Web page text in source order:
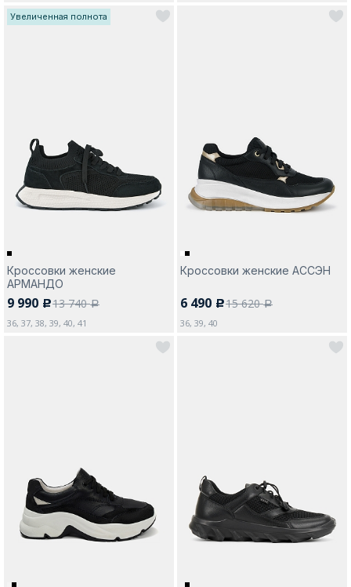
Увеличенная полнота
Кроссовки женские
АРМАНДО
9 990 c13 740a
36, 37, 38, 39, 40, 41
Кроссовки женские АССЭН
6 490 c15 620a
36, 39, 40